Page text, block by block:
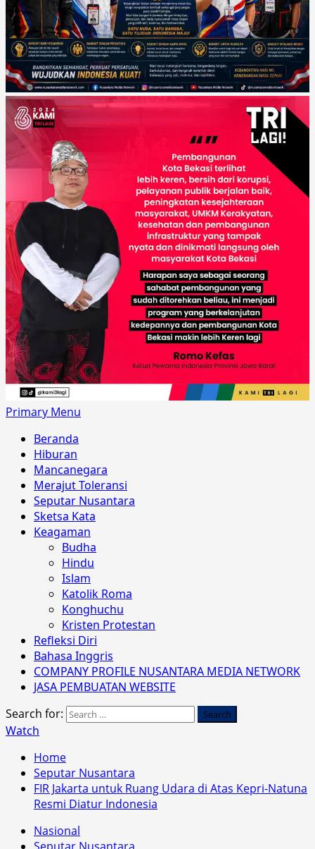
Primary Menu
Beranda
Hiburan
Mancanegara
Merajut Toleransi
Seputar Nusantara
Sketsa Kata
Keagaman
Budha
Hindu
Islam
Katolik Roma
Konghuchu
Kristen Protestan
Refleksi Diri
Bahasa Inggris
COMPANY PROFILE NUSANTARA MEDIA NETWORK
JASA PEMBUATAN WEBSITE
Search for:
Watch
Home
Seputar Nusantara
FIR Jakarta untuk Ruang Udara di Atas Kepri-Natuna
Resmi Diatur Indonesia
Nasional